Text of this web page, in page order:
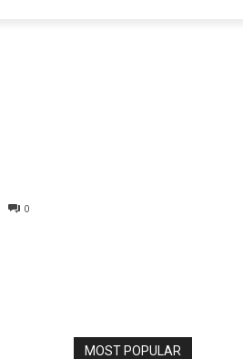
0
MOST POPULAR